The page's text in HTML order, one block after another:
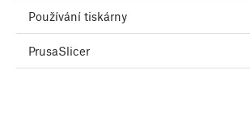
Používání tiskárny
PrusaSlicer